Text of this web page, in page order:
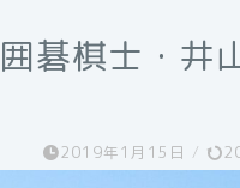
碁棋士・井
2019年1月15日 /